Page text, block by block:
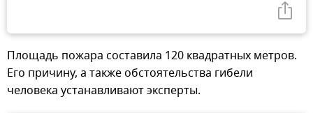
Площадь пожара составила 120 квадратных метров.
Его причину, а также обстоятельства гибели
человека устанавливают эксперты.